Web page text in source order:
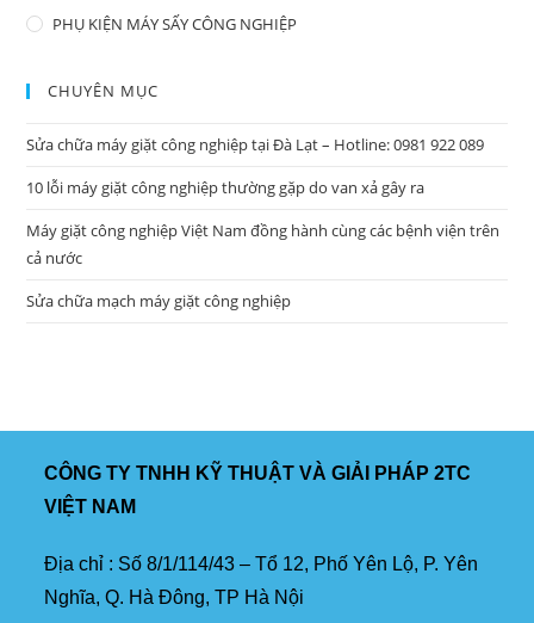
PHỤ KIỆN MÁY SẤY CÔNG NGHIỆP
CHUYÊN MỤC
Sửa chữa máy giặt công nghiệp tại Đà Lạt – Hotline: 0981 922 089
10 lỗi máy giặt công nghiệp thường gặp do van xả gây ra
Máy giặt công nghiệp Việt Nam đồng hành cùng các bệnh viện trên
cả nước
Sửa chữa mạch máy giặt công nghiệp
CÔNG TY TNHH KỸ THUẬT VÀ GIẢI PHÁP 2TC
VIỆT NAM
Địa chỉ : Số 8/1/114/43 – Tổ 12, Phố Yên Lộ, P. Yên
Nghĩa, Q. Hà Đông, TP Hà Nội